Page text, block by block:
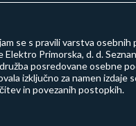
se s pravili varstva osebnih
Elektro Primorska, d. d.
posredovane osebne
izključno za namen izdaje
in povezanih postopkih.